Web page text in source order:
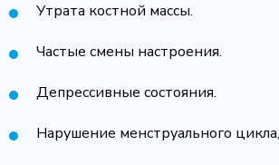
Утрата костной массы.
Частые смены настроения.
Депрессивные состояния.
Нарушение менструального